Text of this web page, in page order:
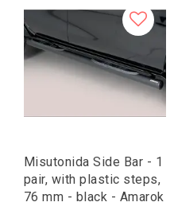
Misutonida Side Bar - 1
pair, with plastic steps,
76 mm - black - Amarok